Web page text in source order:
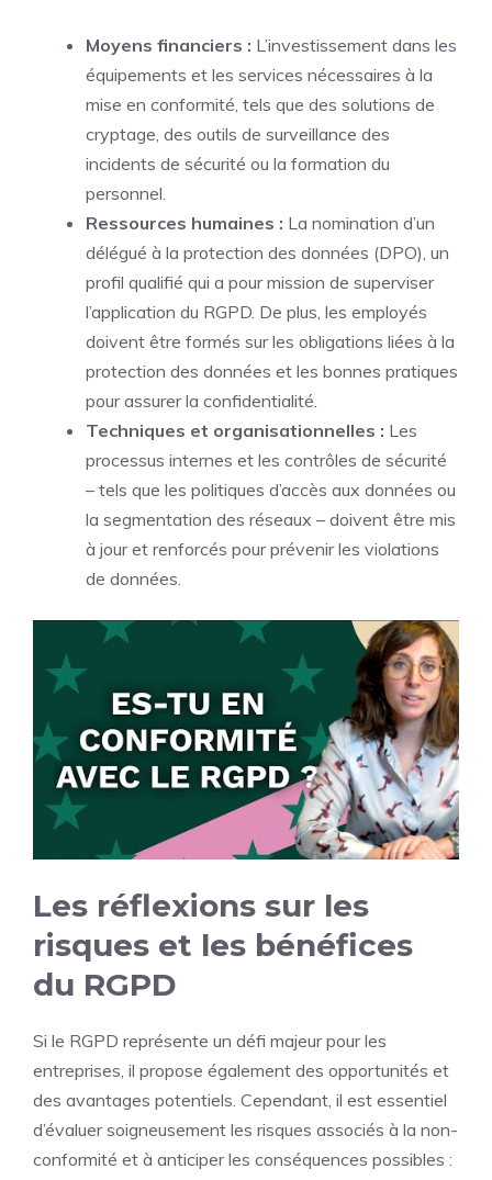
Moyens financiers : L’investissement dans les
équipements et les services nécessaires à la
mise en conformité, tels que des solutions de
cryptage, des outils de surveillance des
incidents de sécurité ou la formation du
personnel.
Ressources humaines : La nomination d’un
délégué à la protection des données (DPO), un
profil qualifié qui a pour mission de superviser
l’application du RGPD. De plus, les employés
doivent être formés sur les obligations liées à la
protection des données et les bonnes pratiques
pour assurer la confidentialité.
Techniques et organisationnelles : Les
processus internes et les contrôles de sécurité
– tels que les politiques d’accès aux données ou
la segmentation des réseaux – doivent être mis
à jour et renforcés pour prévenir les violations
de données.
Les réflexions sur les
risques et les bénéfices
du RGPD
Si le RGPD représente un défi majeur pour les
entreprises, il propose également des opportunités et
des avantages potentiels. Cependant, il est essentiel
d’évaluer soigneusement les risques associés à la non-
conformité et à anticiper les conséquences possibles :